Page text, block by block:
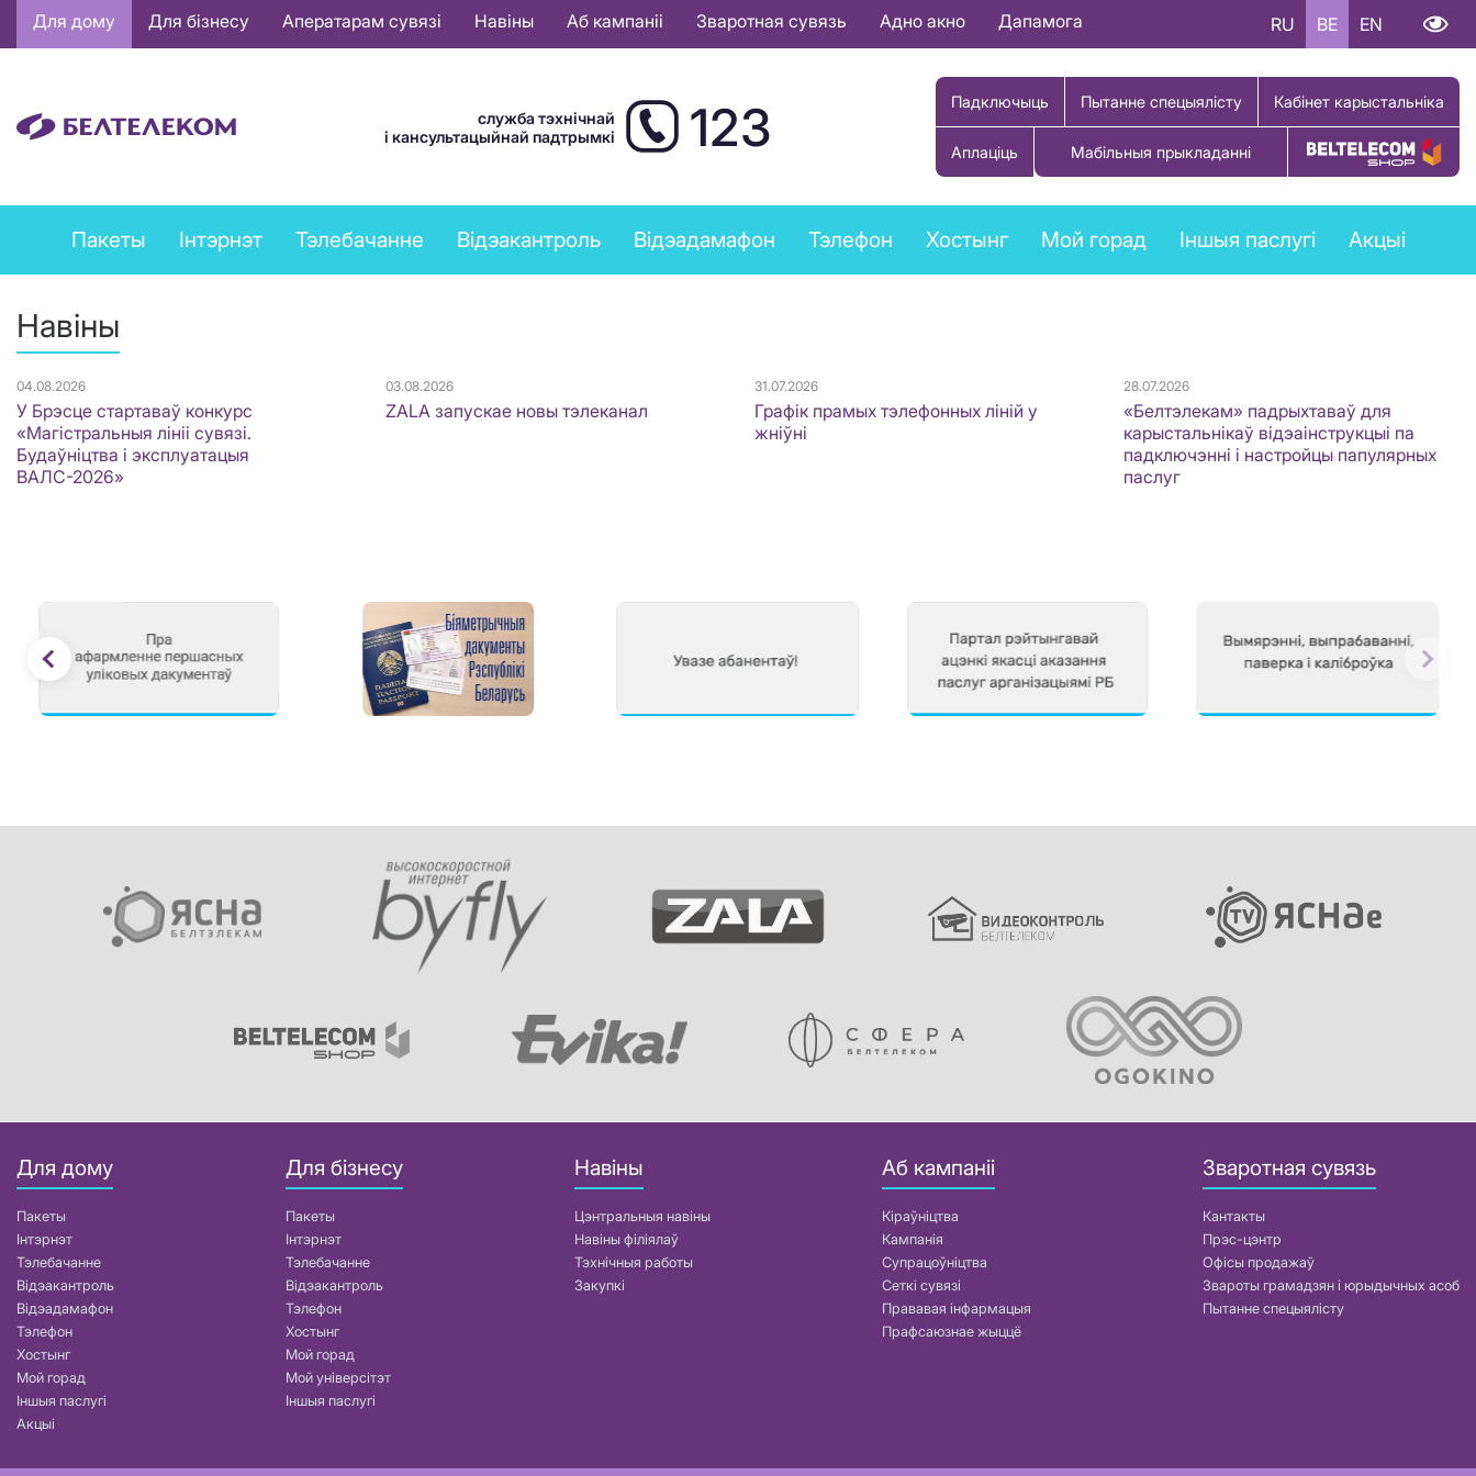
Основная
навигация
Для дому Для бізнесу Аператарам сувязі Навіны Аб кампаніі Зваротная сувязь Адно акно Дапамога RU BE EN
служба тэхнічнай
і кансультацыйнай падтрымкі
123 Падключыць Пытанне спецыялісту Кабінет карыстальніка
Аплаціць Мабільныя прыкладанні Купіць тавар
Private
services
Пакеты Інтэрнэт Тэлебачанне Відэакантроль Відэадамафон Тэлефон Хостынг Мой горад Іншыя паслугі Акцыі
Навіны
04.08.2026
У Брэсце стартаваў конкурс
«Магістральныя лініі сувязі.
Будаўніцтва і эксплуатацыя
ВАЛС-2026»
03.08.2026
ZALA запускае новы тэлеканал
31.07.2026
Графік прамых тэлефонных ліній у
жніўні
28.07.2026
«Белтэлекам» падрыхтаваў для
карыстальнікаў відэаінструкцыі па
падключэнні і настройцы папулярных
паслуг
Для дому
Пакеты
Інтэрнэт
Тэлебачанне
Відэакантроль
Відэадамафон
Тэлефон
Хостынг
Мой горад
Іншыя паслугі
Акцыі
Для бізнесу
Пакеты
Інтэрнэт
Тэлебачанне
Відэакантроль
Тэлефон
Хостынг
Мой горад
Мой універсітэт
Іншыя паслугі
Навіны
Цэнтральныя навіны
Навіны філіялаў
Тэхнічныя работы
Закупкі
Аб кампаніі
Кіраўніцтва
Кампанія
Супрацоўніцтва
Сеткі сувязі
Прававая інфармацыя
Прафсаюзнае жыццё
Зваротная сувязь
Кантакты
Прэс-цэнтр
Офісы продажаў
Звароты грамадзян і юрыдычных асоб
Пытанне спецыялісту